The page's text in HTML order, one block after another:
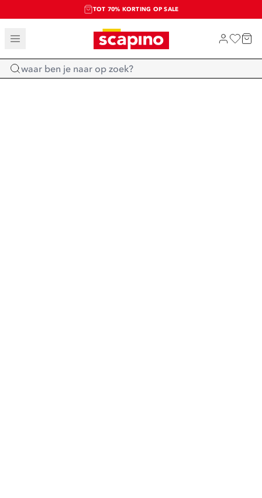
TOT 70% KORTING OP SALE
SALE: LAATSTE KANS!
SHOP NIEUW
Home